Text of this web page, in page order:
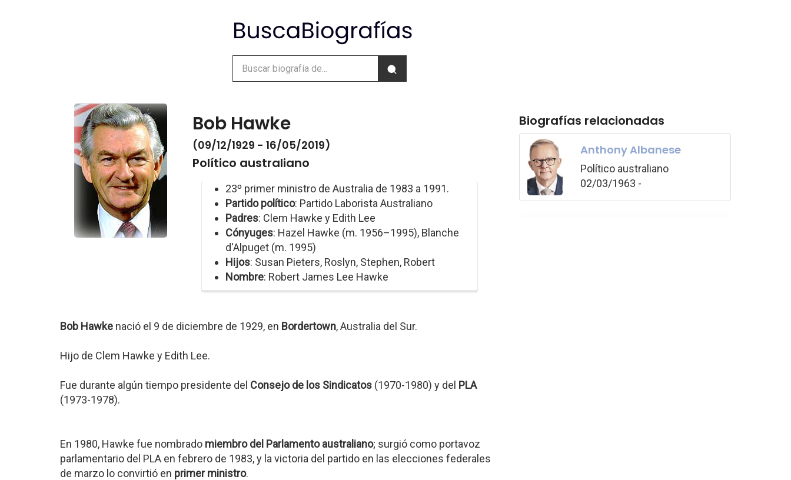
Bob Hawke
(09/12/1929 - 16/05/2019)
Político australiano
23º primer ministro de Australia de 1983 a 1991.
Partido político: Partido Laborista Australiano
Padres: Clem Hawke y Edith Lee
Cónyuges: Hazel Hawke (m. 1956–1995), Blanche
d'Alpuget (m. 1995)
Hijos: Susan Pieters, Roslyn, Stephen, Robert
Nombre: Robert James Lee Hawke
Bob Hawke nació el 9 de diciembre de 1929, en Bordertown, Australia del Sur.
Hijo de Clem Hawke y Edith Lee.
Fue durante algún tiempo presidente del Consejo de los Sindicatos (1970-1980) y del PLA
(1973-1978).
En 1980, Hawke fue nombrado miembro del Parlamento australiano; surgió como portavoz
parlamentario del PLA en febrero de 1983, y la victoria del partido en las elecciones federales
de marzo lo convirtió en primer ministro.
Biografías relacionadas
Anthony Albanese
Político australiano
02/03/1963 -